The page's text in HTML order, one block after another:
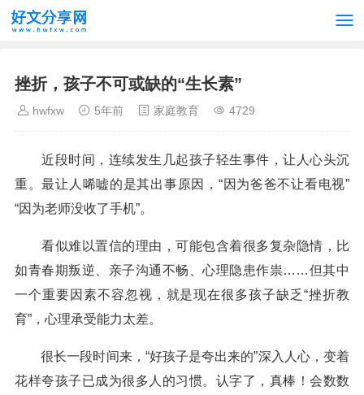
挫折，孩子不可或缺的“生长素”
hwfxw 5年前 家庭教育 4729
近段时间，连续发生几起孩子轻生事件，让人心头沉
重。最让人唏嘘的是其出事原因，“因为爸爸不让看电视”
“因为老师没收了手机”。
看似难以置信的理由，可能包含着很多复杂隐情，比
如青春期叛逆、亲子沟通不畅、心理隐患作祟……但其中
一个重要因素不容忽视，就是现在很多孩子缺乏“挫折教
育”，心理承受能力太差。
很长一段时间来，“好孩子是夸出来的”深入人心，变着
花样夸孩子已成为很多人的习惯。认字了，真棒！会数数